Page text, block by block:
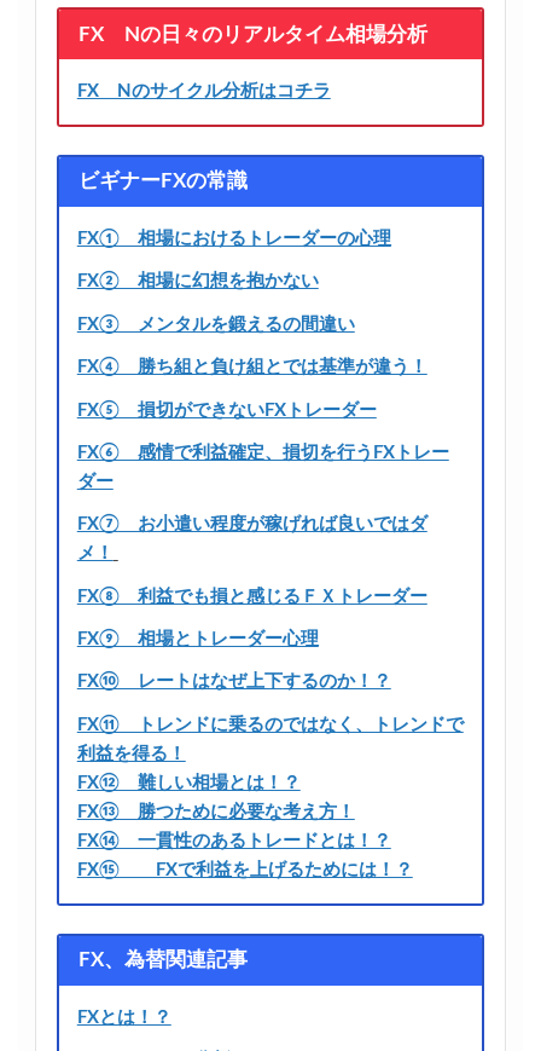
FX Nの日々のリアルタイム相場分析
FX Nのサイクル分析はコチラ
ビギナーFXの常識
FX① 相場におけるトレーダーの心理
FX② 相場に幻想を抱かない
FX③ メンタルを鍛えるの間違い
FX④ 勝ち組と負け組とでは基準が違う！
FX⑤ 損切ができないFXトレーダー
FX⑥ 感情で利益確定、損切を行うFXトレー
ダー
FX⑦ お小遣い程度が稼げれば良いではダ
メ！
FX⑧ 利益でも損と感じるＦＸトレーダー
FX⑨ 相場とトレーダー心理
FX⑩ レートはなぜ上下するのか！？
FX⑪ トレンドに乗るのではなく、トレンドで
利益を得る！
FX⑫ 難しい相場とは！？
FX⑬ 勝つために必要な考え方！
FX⑭ 一貫性のあるトレードとは！？
FX⑮ FXで利益を上げるためには！？
FX、為替関連記事
FXとは！？